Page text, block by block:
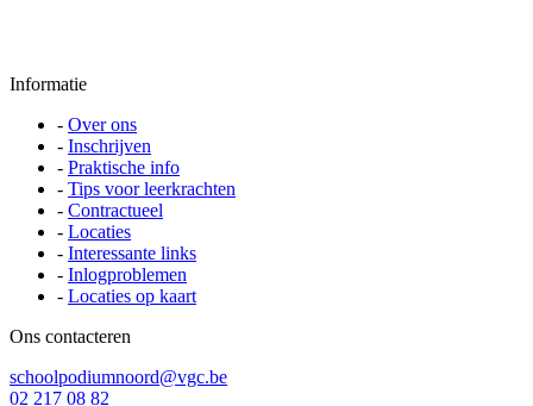
Informatie
- Over ons
- Inschrijven
- Praktische info
- Tips voor leerkrachten
- Contractueel
- Locaties
- Interessante links
- Inlogproblemen
- Locaties op kaart
Ons contacteren
schoolpodiumnoord@vgc.be
02 217 08 82